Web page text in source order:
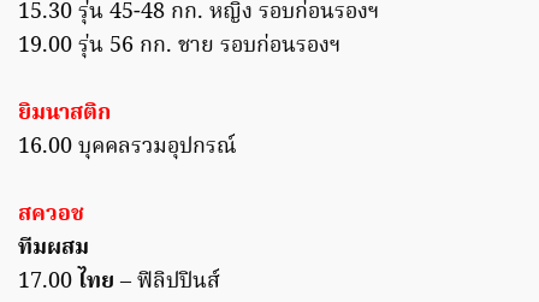
15.30 รุ่น 45-48 กก. หญิง รอบก่อนรองฯ
19.00 รุ่น 56 กก. ชาย รอบก่อนรองฯ
ยิมนาสติก
16.00 บุคคลรวมอุปกรณ์
สควอช
ทีมผสม
17.00 ไทย – ฟิลิปปินส์